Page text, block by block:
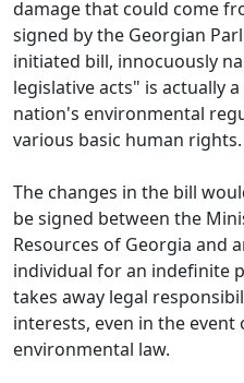
damage that could come
signed by the Georgian
initiated bill, innocuously
legislative acts" is actually
nation's environmental
various basic human rights.
The changes in the bill
be signed between the
Resources of Georgia and
individual for an indefinite
takes away legal
interests, even in the
environmental law.